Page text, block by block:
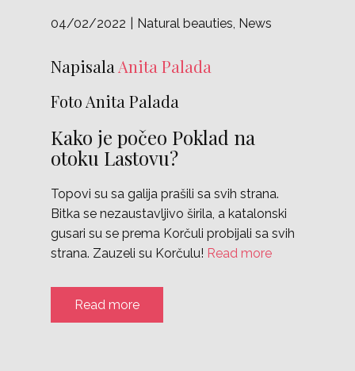
04/02/2022 Natural beauties, News
Napisala Anita Palada
Foto Anita Palada
Kako je počeo Poklad na
otoku Lastovu?
Topovi su sa galija prašili sa svih strana.
Bitka se nezaustavljivo širila, a katalonski
gusari su se prema Korčuli probijali sa svih
strana. Zauzeli su Korčulu! Read more
Read more